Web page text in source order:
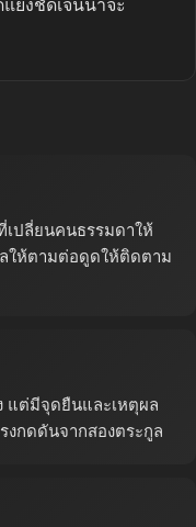
ย้งชัดเจนน่าจะ
เปลี่ยนคนธรรมดาให้
ลให้ตามต่อดูดให้ติดตาม
แต่มีจุดยืนและเหตุผล
กดดันจากสองตระกูล